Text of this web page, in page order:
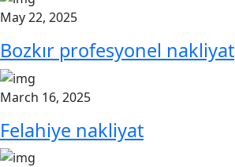
May 22, 2025
Bozkır profesyonel nakliyat
March 16, 2025
Felahiye nakliyat